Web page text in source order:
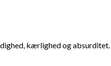
kærlighed og